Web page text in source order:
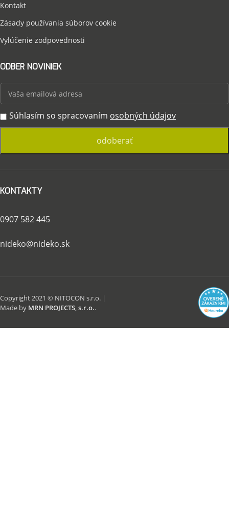
Kontakt
Zásady používania súborov cookie
Vylúčenie zodpovednosti
ODBER NOVINIEK
Súhlasím so spracovaním osobných údajov
KONTAKTY
0907 582 445
nideko@nideko.sk
Copyright 2021 © NITOCON s.r.o. |
Made by MRN PROJECTS, s.r.o..